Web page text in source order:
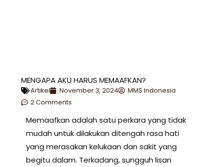
MENGAPA AKU HARUS MEMAAFKAN?
Artikel November 3, 2024
MMS Indonesia
2 Comments
Memaafkan adalah satu perkara yang tidak
mudah untuk dilakukan ditengah rasa hati
yang merasakan kelukaan dan sakit yang
begitu dalam. Terkadang, sungguh lisan